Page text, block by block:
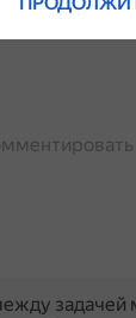
задачей